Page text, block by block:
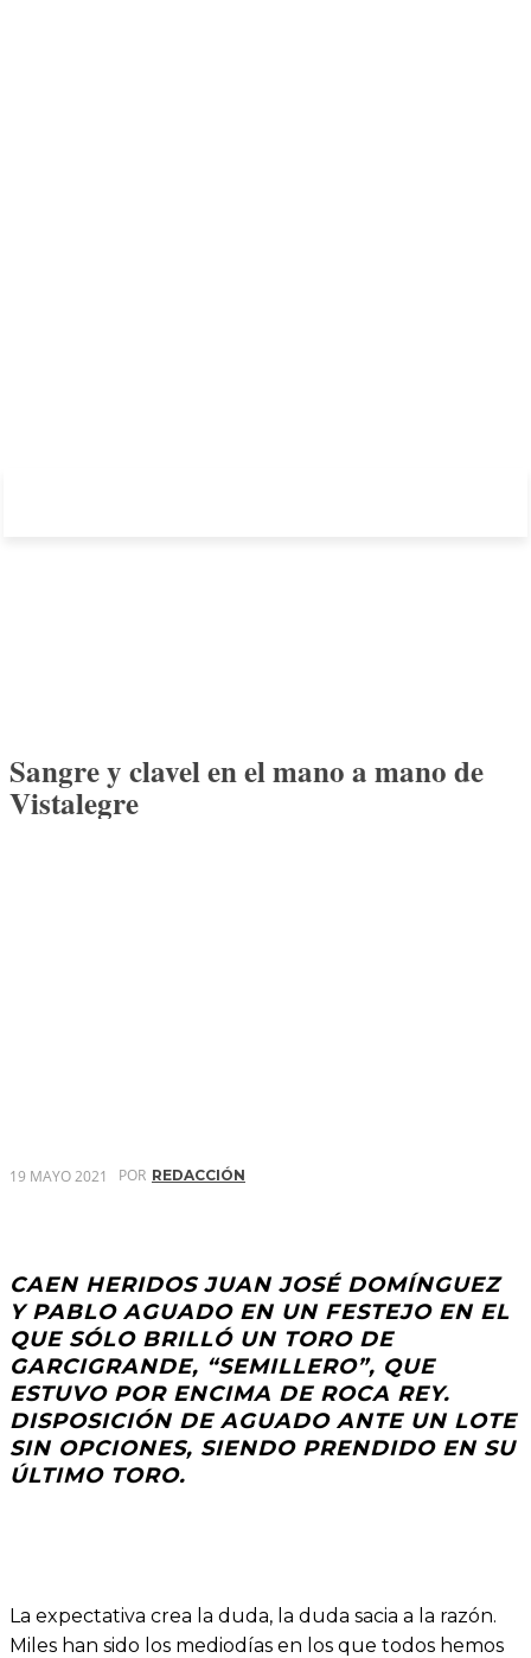
Sangre y clavel en el mano a mano de
Vistalegre
19 MAYO 2021 POR REDACCIÓN
CAEN HERIDOS JUAN JOSÉ DOMÍNGUEZ
Y PABLO AGUADO EN UN FESTEJO EN EL
QUE SÓLO BRILLÓ UN TORO DE
GARCIGRANDE, “SEMILLERO”, QUE
ESTUVO POR ENCIMA DE ROCA REY.
DISPOSICIÓN DE AGUADO ANTE UN LOTE
SIN OPCIONES, SIENDO PRENDIDO EN SU
ÚLTIMO TORO.
La expectativa crea la duda, la duda sacia a la razón.
Miles han sido los mediodías en los que todos hemos